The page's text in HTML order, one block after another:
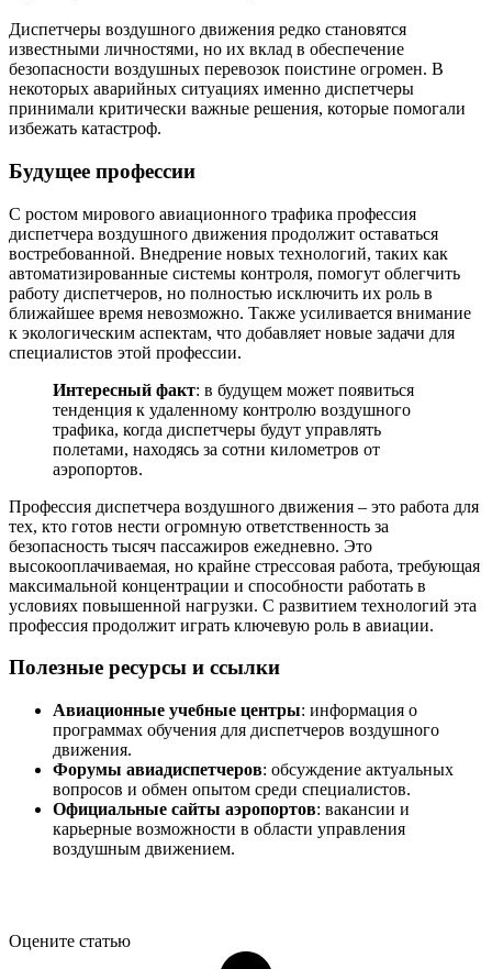
Диспетчеры воздушного движения редко становятся
известными личностями, но их вклад в обеспечение
безопасности воздушных перевозок поистине огромен. В
некоторых аварийных ситуациях именно диспетчеры
принимали критически важные решения, которые помогали
избежать катастроф.
Будущее профессии
С ростом мирового авиационного трафика профессия
диспетчера воздушного движения продолжит оставаться
востребованной. Внедрение новых технологий, таких как
автоматизированные системы контроля, помогут облегчить
работу диспетчеров, но полностью исключить их роль в
ближайшее время невозможно. Также усиливается внимание
к экологическим аспектам, что добавляет новые задачи для
специалистов этой профессии.
Интересный факт: в будущем может появиться
тенденция к удаленному контролю воздушного
трафика, когда диспетчеры будут управлять
полетами, находясь за сотни километров от
аэропортов.
Профессия диспетчера воздушного движения – это работа для
тех, кто готов нести огромную ответственность за
безопасность тысяч пассажиров ежедневно. Это
высокооплачиваемая, но крайне стрессовая работа, требующая
максимальной концентрации и способности работать в
условиях повышенной нагрузки. С развитием технологий эта
профессия продолжит играть ключевую роль в авиации.
Полезные ресурсы и ссылки
Авиационные учебные центры: информация о
программах обучения для диспетчеров воздушного
движения.
Форумы авиадиспетчеров: обсуждение актуальных
вопросов и обмен опытом среди специалистов.
Официальные сайты аэропортов: вакансии и
карьерные возможности в области управления
воздушным движением.
Оцените статью